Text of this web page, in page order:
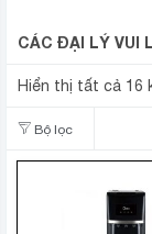
CÁC ĐẠI LÝ VUI
Hiển thị tất cả 16
Bộ lọc